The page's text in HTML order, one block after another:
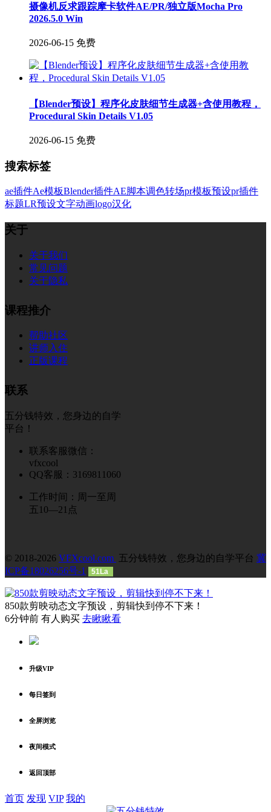
摄像机反求跟踪摩卡软件AE/PR/独立版Mocha Pro
2026.5.0 Win
2026-06-15 免费
【Blender预设】程序化皮肤细节生成器+含使用教程，
Procedural Skin Details V1.05
2026-06-15 免费
搜索标签
ae插件Ae模板Blender插件AE脚本调色转场pr模板预设pr插件
标题LR预设文字动画logo汉化
关于
关于我们
常见问题
关于隐私
课程推介
帮助社区
讲师入住
正版课程
联系
五分钱特效，您身边的自学
平台！
联系客服微信：
vfxcool
QQ客服：3169811060
工作时间：周一至周
五10—21点
© 2018-2026 VFXcool.com 五分钱特效，您身边的自学平台 冀
ICP备18026256号-1
51La
850款剪映动态文字预设，剪辑快到停不下来！
6分钟前 有人购买 去瞅瞅看
升级VIP
每日签到
全屏浏览
夜间模式
返回顶部
首页 发现 VIP 我的